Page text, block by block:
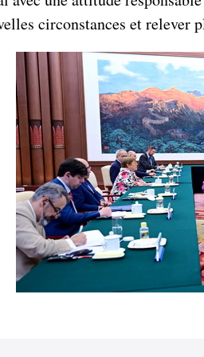
circonstances et relever